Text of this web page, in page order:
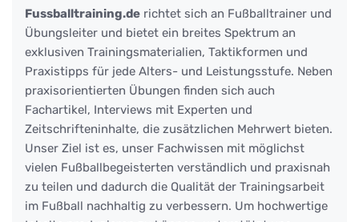
Fussballtraining.de richtet sich an Fußballtrainer und
Übungsleiter und bietet ein breites Spektrum an
exklusiven Trainingsmaterialien, Taktikformen und
Praxistipps für jede Alters- und Leistungsstufe. Neben
praxisorientierten Übungen finden sich auch
Fachartikel, Interviews mit Experten und
Zeitschrifteninhalte, die zusätzlichen Mehrwert bieten.
Unser Ziel ist es, unser Fachwissen mit möglichst
vielen Fußballbegeisterten verständlich und praxisnah
zu teilen und dadurch die Qualität der Trainingsarbeit
im Fußball nachhaltig zu verbessern. Um hochwertige